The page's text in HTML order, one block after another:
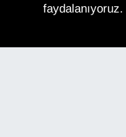
Puan Durumu ve